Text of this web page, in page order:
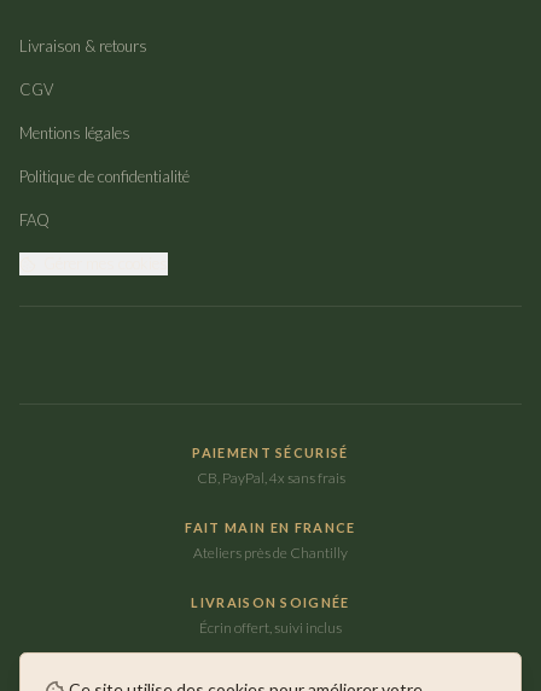
Livraison & retours
CGV
Mentions légales
Politique de confidentialité
FAQ
PAIEMENT SÉCURISÉ
CB, PayPal, 4x sans frais
FAIT MAIN EN FRANCE
Ateliers près de Chantilly
LIVRAISON SOIGNÉE
Écrin offert, suivi inclus